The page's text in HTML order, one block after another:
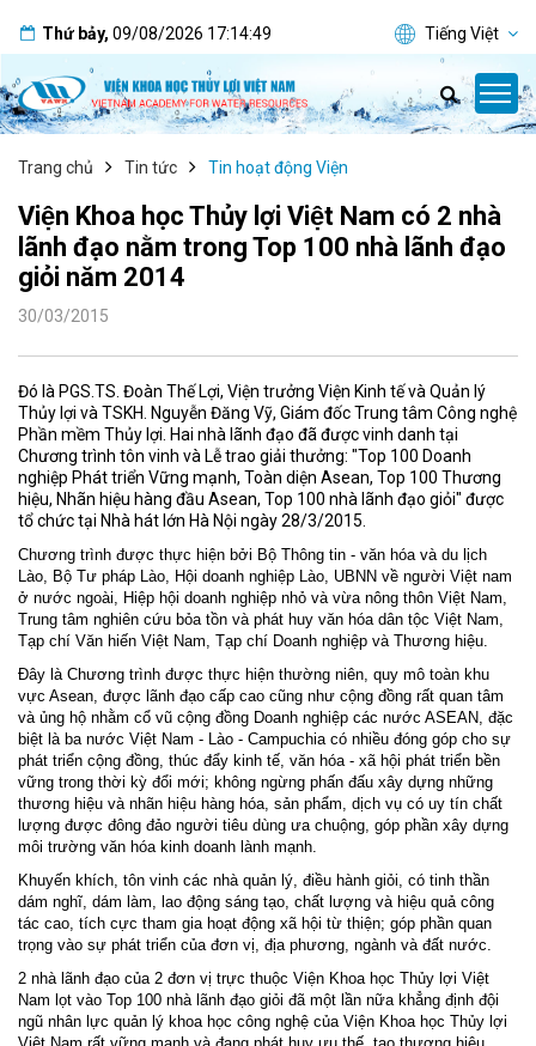
Thứ bảy, 09/08/2026 17:14:49 Tiếng Việt
Trang chủ Tin tức Tin hoạt động Viện
Viện Khoa học Thủy lợi Việt Nam có 2 nhà
lãnh đạo nằm trong Top 100 nhà lãnh đạo
giỏi năm 2014
30/03/2015
Đó là PGS.TS. Đoàn Thế Lợi, Viện trưởng Viện Kinh tế và Quản lý
Thủy lợi và TSKH. Nguyễn Đăng Vỹ, Giám đốc Trung tâm Công nghệ
Phần mềm Thủy lợi. Hai nhà lãnh đạo đã được vinh danh tại
Chương trình tôn vinh và Lễ trao giải thưởng: "Top 100 Doanh
nghiệp Phát triển Vững mạnh, Toàn diện Asean, Top 100 Thương
hiệu, Nhãn hiệu hàng đầu Asean, Top 100 nhà lãnh đạo giỏi" được
tổ chức tại Nhà hát lớn Hà Nội ngày 28/3/2015.
Chương trình được thực hiện bởi Bộ Thông tin - văn hóa và du lịch
Lào, Bộ Tư pháp Lào, Hội doanh nghiệp Lào, UBNN về người Việt nam
ở nước ngoài, Hiệp hội doanh nghiệp nhỏ và vừa nông thôn Việt Nam,
Trung tâm nghiên cứu bỏa tồn và phát huy văn hóa dân tộc Việt Nam,
Tạp chí Văn hiến Việt Nam, Tạp chí Doanh nghiệp và Thương hiệu.
Đây là Chương trình được thực hiện thường niên, quy mô toàn khu
vực Asean, được lãnh đạo cấp cao cũng như cộng đồng rất quan tâm
và ủng hộ nhằm cổ vũ cộng đồng Doanh nghiệp các nước ASEAN, đặc
biệt là ba nước Việt Nam - Lào - Campuchia có nhiều đóng góp cho sự
phát triển cộng đồng, thúc đẩy kinh tế, văn hóa - xã hội phát triển bền
vững trong thời kỳ đổi mới; không ngừng phấn đấu xây dựng những
thương hiệu và nhãn hiệu hàng hóa, sản phẩm, dịch vụ có uy tín chất
lượng được đông đảo người tiêu dùng ưa chuộng, góp phần xây dựng
môi trường văn hóa kinh doanh lành mạnh.
Khuyến khích, tôn vinh các nhà quản lý, điều hành giỏi, có tinh thần
dám nghĩ, dám làm, lao động sáng tạo, chất lượng và hiệu quả công
tác cao, tích cực tham gia hoạt động xã hội từ thiện; góp phần quan
trọng vào sự phát triển của đơn vị, địa phương, ngành và đất nước.
2 nhà lãnh đạo của 2 đơn vị trực thuộc Viện Khoa học Thủy lợi Việt
Nam lọt vào Top 100 nhà lãnh đạo giỏi đã một lần nữa khẳng định đội
ngũ nhân lực quản lý khoa học công nghệ của Viện Khoa học Thủy lợi